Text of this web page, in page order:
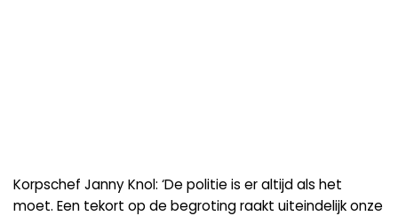
Korpschef Janny Knol: ‘De politie is er altijd als het
moet. Een tekort op de begroting raakt uiteindelijk onze